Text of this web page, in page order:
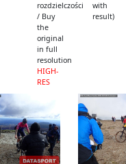
rozdzielczości
/ Buy
the
original
in full
resolution
HIGH-
RES
with
result)